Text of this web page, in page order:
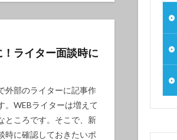
ライター面談時に
外部のライターに記事作
。WEBライターは増えて
ところです。そこで、新
時に確認しておきたいポ